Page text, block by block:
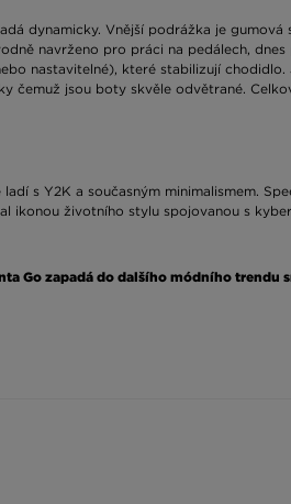
dynamicky. Vnější podrážka je gumová
navrženo pro práci na pedálech, dnes
nastavitelné), které stabilizují chodidlo.
čemuž jsou boty skvěle odvětrané.
s Y2K a současným minimalismem.
ikonou životního stylu spojovanou s
Go zapadá do dalšího módního trendu